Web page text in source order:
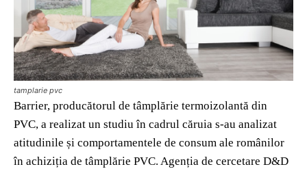
tamplarie pvc
Barrier, producătorul de tâmplărie termoizolantă din
PVC, a realizat un studiu în cadrul căruia s-au analizat
atitudinile și comportamentele de consum ale românilor
în achiziția de tâmplărie PVC. Agenția de cercetare D&D